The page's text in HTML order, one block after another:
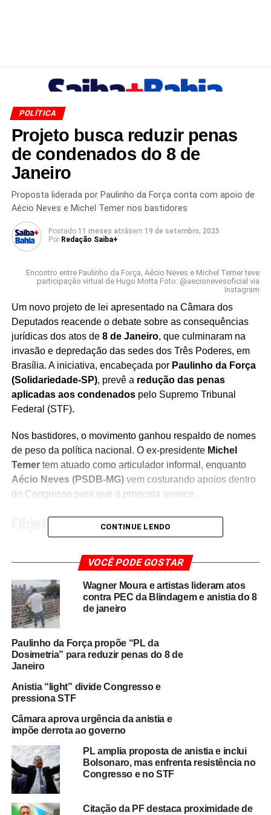
POLÍTICA
Projeto busca reduzir penas
de condenados do 8 de
Janeiro
Proposta liderada por Paulinho da Força conta com apoio de
Aécio Neves e Michel Temer nos bastidores
Postado 11 meses atrásem 19 de setembro, 2025
Por Redação Saiba+
Encontro entre Paulinho da Força, Aécio Neves e Michel Temer teve
participação virtual de Hugo Motta Foto: @aecionevesoficial via
Instagram
Um novo projeto de lei apresentado na Câmara dos
Deputados reacende o debate sobre as consequências
jurídicas dos atos de 8 de Janeiro, que culminaram na
invasão e depredação das sedes dos Três Poderes, em
Brasília. A iniciativa, encabeçada por Paulinho da Força
(Solidariedade-SP), prevê a redução das penas
aplicadas aos condenadospelo Supremo Tribunal
Federal (STF).
Nos bastidores, o movimento ganhou respaldo de nomes
de peso da política nacional. O ex-presidente Michel
Temertem atuado como articulador informal, enquanto
Aécio Neves (PSDB-MG)vem costurando apoios dentro
do Congresso para que a proposta avance.
Objetivo da proposta
promover anistia ampla, mas sim oferecer uma“revisão
setores políticos e jurídicos. O projeto busca diferenciar
aqueles que foram identificados como financiadores ou
líderes da trama golpista, dos cidadãos que participaram
Resistência e tensões
A proposta já encontra resistência entre governistas e
parte da oposição. Críticos afirmam que a medida pode
ser interpretada como umafrouxamento da
responsabilizaçãopelos ataques à democracia.
Integrantes da base aliada do governo apontam que
qualquer redução das condenações pode gerar desgaste
político e questionamentos sobre a legitimidade do STF.
Por outro lado, apoiadores destacam que a iniciativa
CONTINUE LENDO
VOCÊ PODE GOSTAR
Wagner Moura e artistas lideram atos
contra PEC da Blindagem e anistia do 8
de janeiro
Paulinho da Força propõe “PL da
Dosimetria” para reduzir penas do 8 de
Janeiro
Anistia “light” divide Congresso e
pressiona STF
Câmara aprova urgência da anistia e
impõe derrota ao governo
PL amplia proposta de anistia e inclui
Bolsonaro, mas enfrenta resistência no
Congresso e no STF
Citação da PF destaca proximidade de